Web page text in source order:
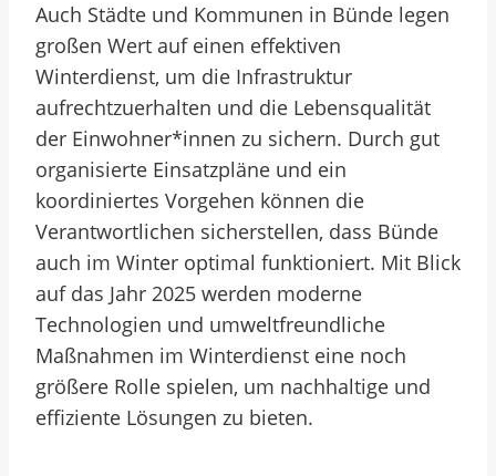
Auch Städte und Kommunen in Bünde legen
großen Wert auf einen effektiven
Winterdienst, um die Infrastruktur
aufrechtzuerhalten und die Lebensqualität
der Einwohner*innen zu sichern. Durch gut
organisierte Einsatzpläne und ein
koordiniertes Vorgehen können die
Verantwortlichen sicherstellen, dass Bünde
auch im Winter optimal funktioniert. Mit Blick
auf das Jahr 2025 werden moderne
Technologien und umweltfreundliche
Maßnahmen im Winterdienst eine noch
größere Rolle spielen, um nachhaltige und
effiziente Lösungen zu bieten.